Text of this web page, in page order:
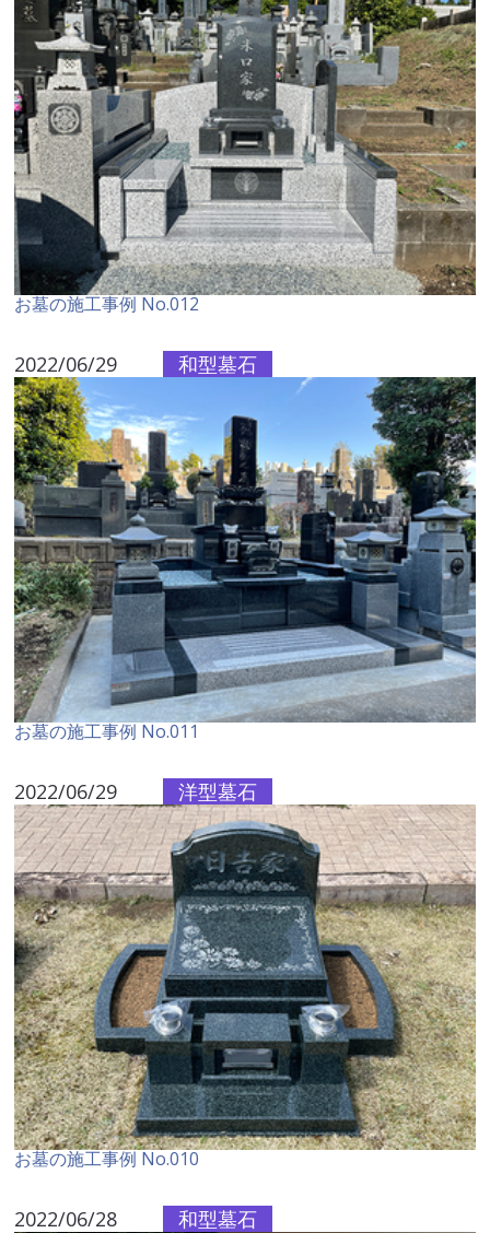
お墓の施工事例 No.012
2022/06/29 和型墓石
お墓の施工事例 No.011
2022/06/29 洋型墓石
お墓の施工事例 No.010
2022/06/28 和型墓石